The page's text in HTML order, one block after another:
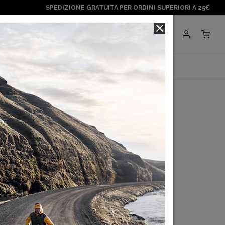
SPEDIZIONE GRATUITA PER ORDINI SUPERIORI A 25€
BRANDS
Black M
€
ultimi 30 gg:42,50 €
conKlarna.Scopri di più
in 3 rate conScalapay Scopri di più